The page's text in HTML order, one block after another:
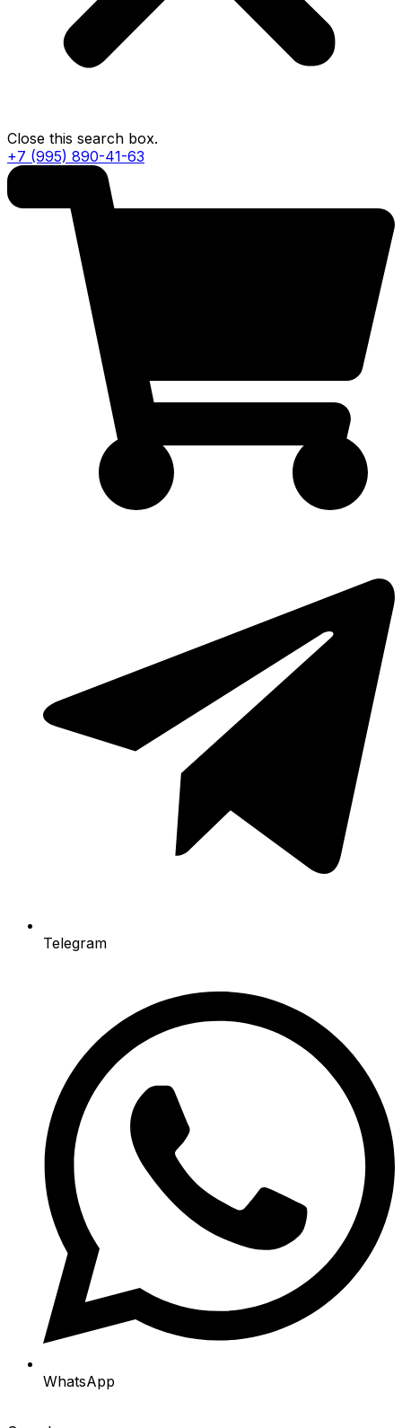
Close this search box.
+7 (995) 890-41-63
Telegram
WhatsApp